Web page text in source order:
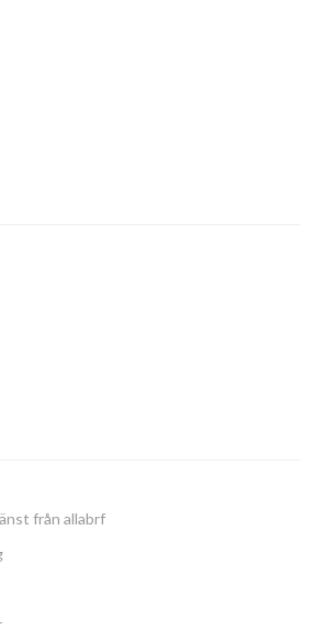
från allabrf